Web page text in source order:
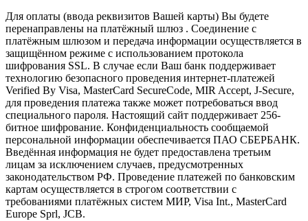
Для оплаты (ввода реквизитов Вашей карты) Вы будете
перенаправлены на платёжный шлюз . Соединение с
платёжным шлюзом и передача информации осуществляется в
защищённом режиме с использованием протокола
шифрования SSL. В случае если Ваш банк поддерживает
технологию безопасного проведения интернет-платежей
Verified By Visa, MasterCard SecureCode, MIR Accept, J-Secure,
для проведения платежа также может потребоваться ввод
специального пароля. Настоящий сайт поддерживает 256-
битное шифрование. Конфиденциальность сообщаемой
персональной информации обеспечивается ПАО СБЕРБАНК.
Введённая информация не будет предоставлена третьим
лицам за исключением случаев, предусмотренных
законодательством РФ. Проведение платежей по банковским
картам осуществляется в строгом соответствии с
требованиями платёжных систем МИР, Visa Int., MasterCard
Europe Sprl, JCB.